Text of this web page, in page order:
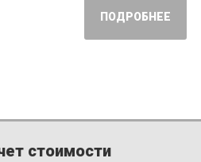
ПОДРОБНЕЕ
стоимости